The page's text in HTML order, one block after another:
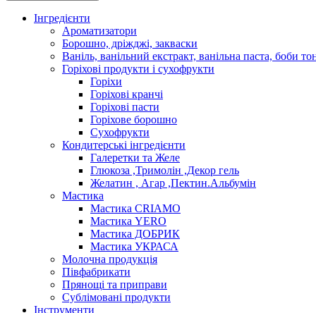
Інгредієнти
Ароматизатори
Борошно, дріжджі, закваски
Ваніль, ванільний екстракт, ванільна паста, боби
Горіхові продукти і сухофрукти
Горіхи
Горіхові кранчі
Горіхові пасти
Горіхове борошно
Сухофрукти
Кондитерські інгредієнти
Галеретки та Желе
Глюкоза ,Тримолін ,Декор гель
Желатин , Агар ,Пектин.Альбумін
Мастика
Мастика CRIAMO
Мастика YERO
Мастика ДОБРИК
Мастика УКРАСА
Молочна продукція
Півфабрикати
Прянощі та приправи
Сублімовані продукти
Інструменти